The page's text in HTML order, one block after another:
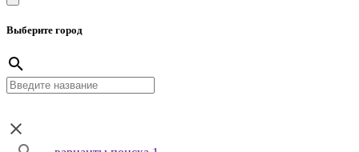
Выберите город